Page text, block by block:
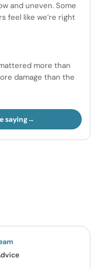
and uneven. Some
feel like we’re right
more than
damage than the
saying